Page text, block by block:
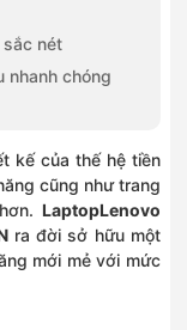
sắc nét
nhanh chóng
kế của thế hệ tiền
cũng như trang
LaptopLenovo
ra đời sở hữu một
mới mẻ với mức